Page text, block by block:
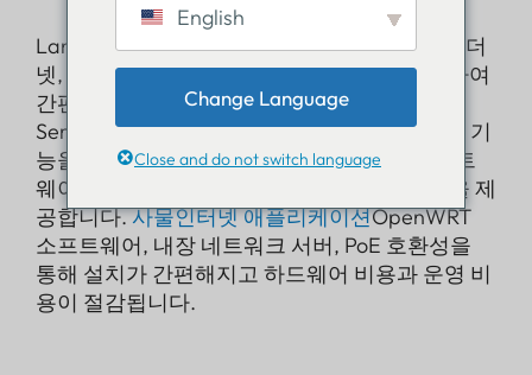
Lansitec 실내로라완이 게이트웨이는 내장 이더
넷, 옵션 LTE 업링크 및 2.4GHz Wi-Fi를 지원하여
간편한 실내 설치를 위해 설계되었습니다.
Semtech의 SX1302 칩셋으로 구동되며 다양한 기
능을 지원합니다.로라완버전 1.0.3의 이 게이트
웨이는 중소 규모 기업에 확장 가능한 솔루션을 제
공합니다.사물인터넷 애플리케이션OpenWRT
소프트웨어, 내장 네트워크 서버, PoE 호환성을
통해 설치가 간편해지고 하드웨어 비용과 운영 비
용이 절감됩니다.
English
Change Language
Close and do not switch language